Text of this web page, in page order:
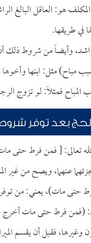
هو: العاقل البالغ
في طريقها.
وأيضاً من شروط
مباح) مثل: ابنها
فمثلاً: لو تزوج
بعد توفر
تعالى: [ فمن فرط حتى
عنهما، ويصح من غير
حتى مات)، يعني: من
(فمن فرط حتى مات أخرج
وغيرها، فقبل أن يقسم